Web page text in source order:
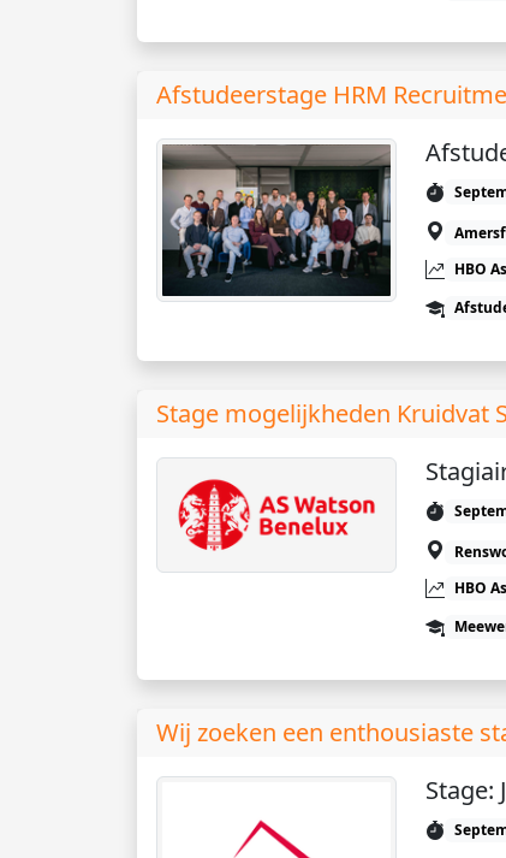
Afstudeerstage HRM
HBO
Stage mogelijkheden Kruidvat
HBO
Wij zoeken een enthousiaste
Stage: